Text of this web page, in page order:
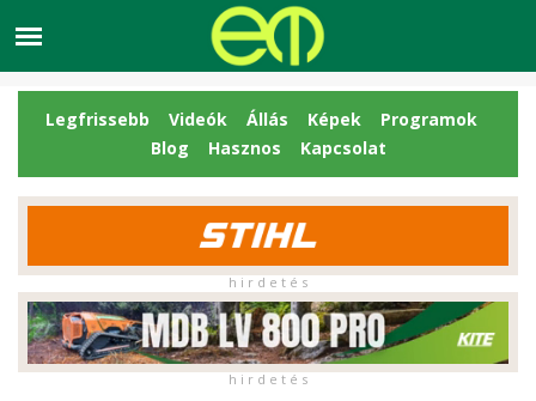
Legfrissebb Videók Állás Képek
Programok
Blog
Hasznos Kapcsolat
h i r d e t é s
h i r d e t é s